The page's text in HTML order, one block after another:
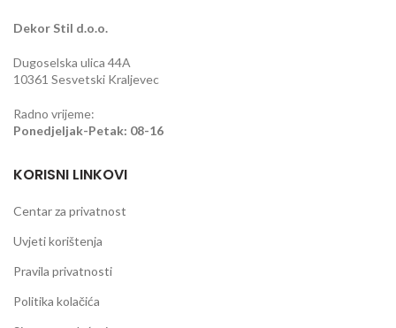
Dekor Stil d.o.o.
Dugoselska ulica 44A
10361 Sesvetski Kraljevec
Radno vrijeme:
Ponedjeljak-Petak: 08-16
KORISNI LINKOVI
Centar za privatnost
Uvjeti korištenja
Pravila privatnosti
Politika kolačića